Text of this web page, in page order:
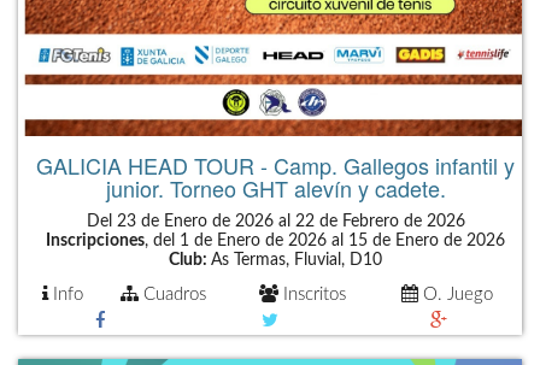
GALICIA HEAD TOUR - Camp. Gallegos infantil y
junior. Torneo GHT alevín y cadete.
Del 23 de Enero de 2026 al 22 de Febrero de 2026
Inscripciones, del 1 de Enero de 2026 al 15 de Enero de 2026
Club:As Termas, Fluvial, D10
Info Cuadros Inscritos O. Juego